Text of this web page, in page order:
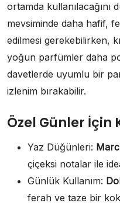
ortamda kullanılacağını
mevsiminde daha hafif,
edilmesi gerekebilirken,
yoğun parfümler daha
davetlerde uyumlu bir
izlenim bırakabilir.
Özel Günler İçin
Yaz Düğünleri:
çiçeksi notalar ile
Günlük Kullanım:
ferah ve taze bir